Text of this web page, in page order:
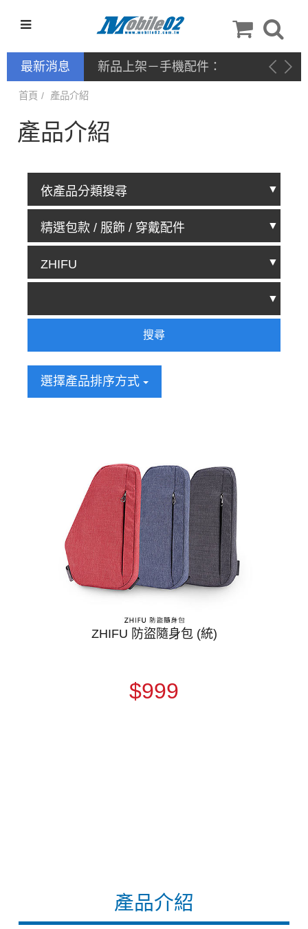
最新消息
新品上架－手機配件：
NILLKIN
產品介紹
首頁 產品介紹
產品介紹
搜尋
選擇產品排序方式
ZHIFU 防盜隨身包 (統)
$999